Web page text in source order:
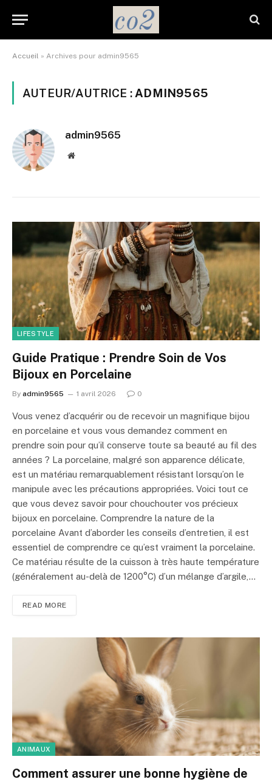
Accueil » Archives pour admin9565
AUTEUR/AUTRICE : ADMIN9565
admin9565
Website
LIFESTYLE
Guide Pratique : Prendre Soin de Vos
Bijoux en Porcelaine
By admin9565 1 avril 2026 0
Vous venez d’acquérir ou de recevoir un magnifique bijou
en porcelaine et vous vous demandez comment en
prendre soin pour qu’il conserve toute sa beauté au fil des
années ? La porcelaine, malgré son apparence délicate,
est un matériau remarquablement résistant lorsqu’on le
manipule avec les précautions appropriées. Voici tout ce
que vous devez savoir pour chouchouter vos précieux
bijoux en porcelaine. Comprendre la nature de la
porcelaine Avant d’aborder les conseils d’entretien, il est
essentiel de comprendre ce qu’est vraiment la porcelaine.
Ce matériau résulte de la cuisson à très haute température
(généralement au-delà de 1200°C) d’un mélange d’argile,…
READ MORE
ANIMAUX
Comment assurer une bonne hygiène de